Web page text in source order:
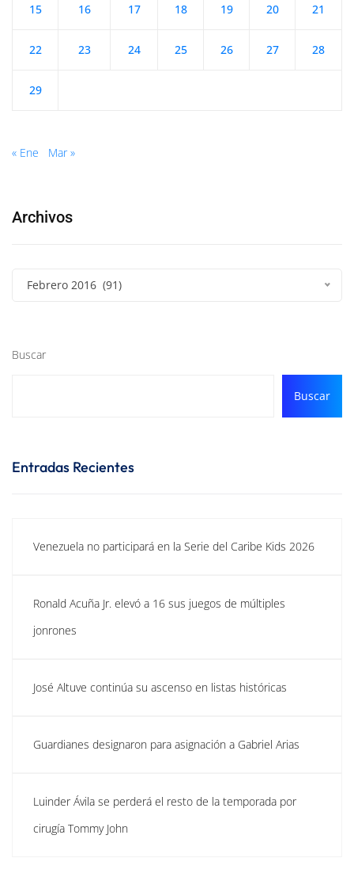
15 16 17 18 19 20 21
22 23 24 25 26 27 28
29
« Ene Mar »
Archivos
Febrero 2016 (91)
Buscar
Buscar
Entradas Recientes
Venezuela no participará en la Serie del Caribe Kids 2026
Ronald Acuña Jr. elevó a 16 sus juegos de múltiples
jonrones
José Altuve continúa su ascenso en listas históricas
Guardianes designaron para asignación a Gabriel Arias
Luinder Ávila se perderá el resto de la temporada por
cirugía Tommy John